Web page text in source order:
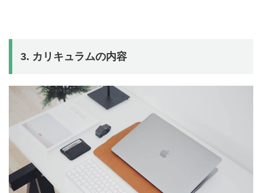
3. カリキュラムの内容